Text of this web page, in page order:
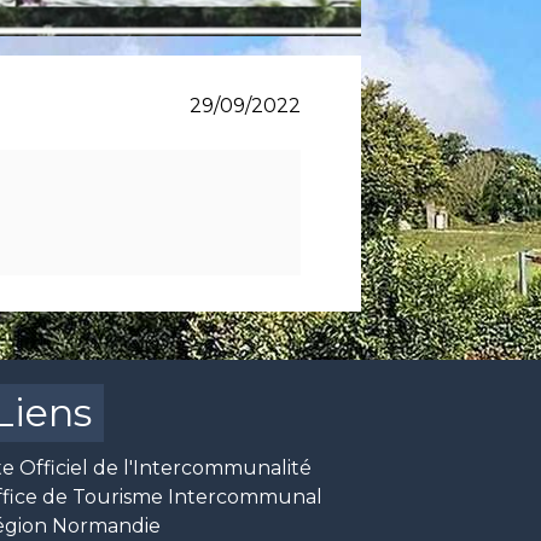
29/09/2022
Officiel de l'Intercommunalité
de Tourisme Intercommunal
Normandie